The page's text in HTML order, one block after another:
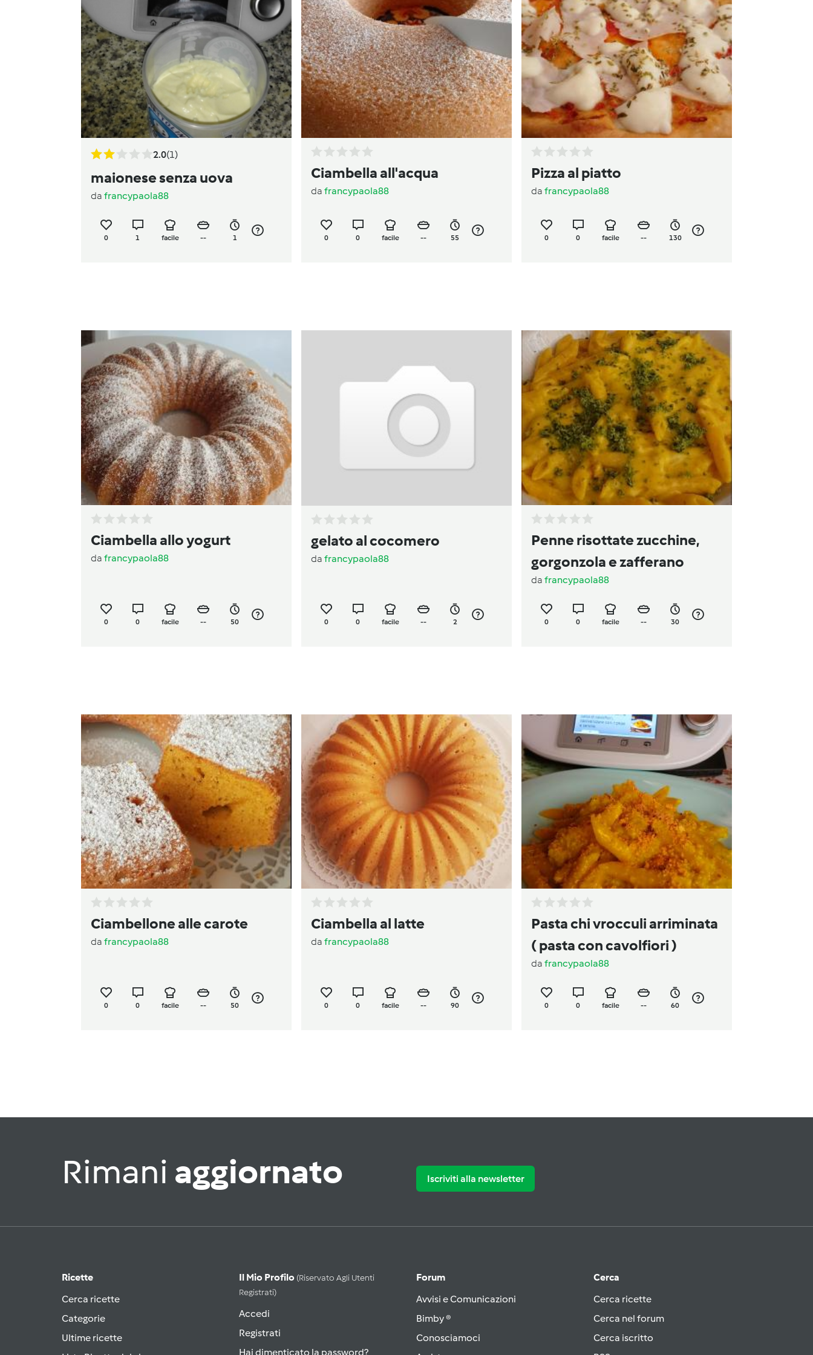
2.0(1)
maionese senza uova
da francypaola88
0 1 facile -- 1
Ciambella all'acqua
da francypaola88
0 0 facile -- 55
Pizza al piatto
da francypaola88
0 0 facile -- 130
Ciambella allo yogurt
da francypaola88
0 0 facile -- 50
gelato al cocomero
da francypaola88
0 0 facile -- 2
Penne risottate zucchine,
gorgonzola e zafferano
da francypaola88
0 0 facile -- 30
Ciambellone alle carote
da francypaola88
0 0 facile -- 50
Ciambella al latte
da francypaola88
0 0 facile -- 90
Pasta chi vrocculi arriminata
( pasta con cavolfiori )
da francypaola88
0 0 facile -- 60
Rimani aggiornato Iscriviti alla newsletter
Ricette
Cerca ricette
Categorie
Ultime ricette
Il Mio Profilo (riservato Agli Utenti
Registrati)
Accedi
Registrati
Hai dimenticato la password?
Forum
Avvisi e Comunicazioni
Bimby ®
Conosciamoci
Cerca
Cerca ricette
Cerca nel forum
Cerca iscritto